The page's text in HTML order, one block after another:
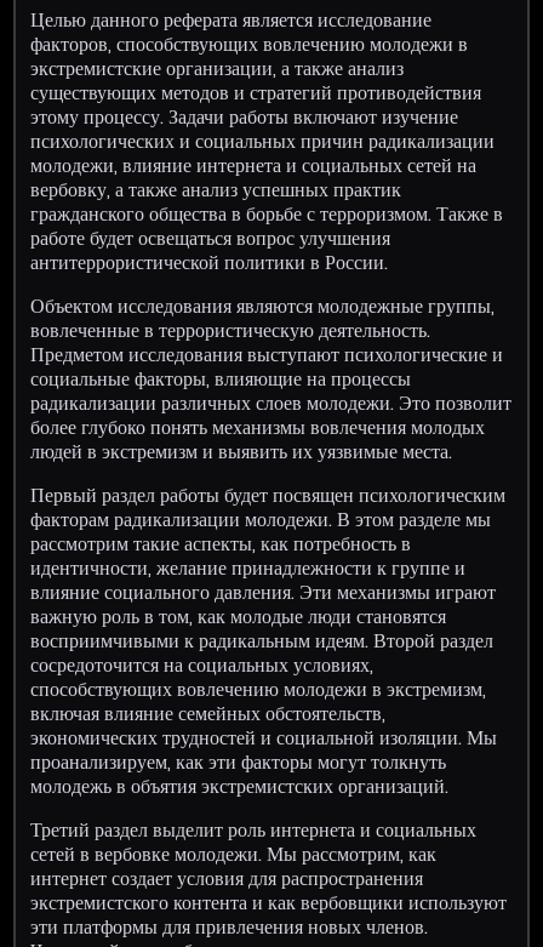
Целью данного реферата является исследование
факторов, способствующих вовлечению молодежи в
экстремистские организации, а также анализ
существующих методов и стратегий противодействия
этому процессу. Задачи работы включают изучение
психологических и социальных причин радикализации
молодежи, влияние интернета и социальных сетей на
вербовку, а также анализ успешных практик
гражданского общества в борьбе с терроризмом. Также в
работе будет освещаться вопрос улучшения
антитеррористической политики в России.
Объектом исследования являются молодежные группы,
вовлеченные в террористическую деятельность.
Предметом исследования выступают психологические и
социальные факторы, влияющие на процессы
радикализации различных слоев молодежи. Это позволит
более глубоко понять механизмы вовлечения молодых
людей в экстремизм и выявить их уязвимые места.
Первый раздел работы будет посвящен психологическим
факторам радикализации молодежи. В этом разделе мы
рассмотрим такие аспекты, как потребность в
идентичности, желание принадлежности к группе и
влияние социального давления. Эти механизмы играют
важную роль в том, как молодые люди становятся
восприимчивыми к радикальным идеям. Второй раздел
сосредоточится на социальных условиях,
способствующих вовлечению молодежи в экстремизм,
включая влияние семейных обстоятельств,
экономических трудностей и социальной изоляции. Мы
проанализируем, как эти факторы могут толкнуть
молодежь в объятия экстремистских организаций.
Третий раздел выделит роль интернета и социальных
сетей в вербовке молодежи. Мы рассмотрим, как
интернет создает условия для распространения
экстремистского контента и как вербовщики используют
эти платформы для привлечения новых членов.